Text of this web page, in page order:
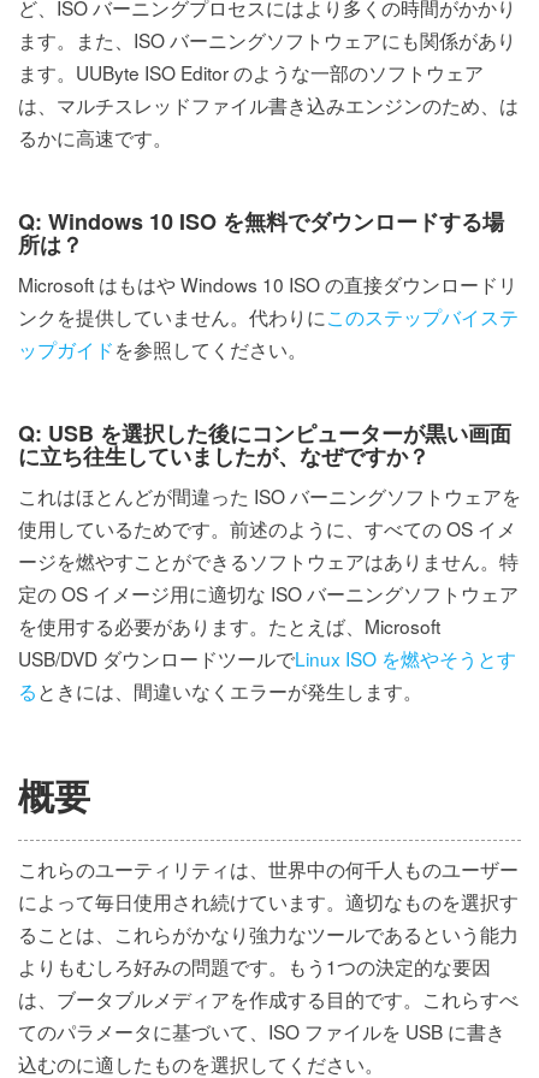
ど、ISO バーニングプロセスにはより多くの時間がかかり
ます。また、ISO バーニングソフトウェアにも関係があり
ます。UUByte ISO Editor のような一部のソフトウェア
は、マルチスレッドファイル書き込みエンジンのため、は
るかに高速です。
Q: Windows 10 ISO を無料でダウンロードする場
所は？
Microsoft はもはや Windows 10 ISO の直接ダウンロードリ
ンクを提供していません。代わりにこのステップバイステ
ップガイドを参照してください。
Q: USB を選択した後にコンピューターが黒い画面
に立ち往生していましたが、なぜですか？
これはほとんどが間違った ISO バーニングソフトウェアを
使用しているためです。前述のように、すべての OS イメ
ージを燃やすことができるソフトウェアはありません。特
定の OS イメージ用に適切な ISO バーニングソフトウェア
を使用する必要があります。たとえば、Microsoft
USB/DVD ダウンロードツールでLinux ISO を燃やそうとす
るときには、間違いなくエラーが発生します。
概要
これらのユーティリティは、世界中の何千人ものユーザー
によって毎日使用され続けています。適切なものを選択す
ることは、これらがかなり強力なツールであるという能力
よりもむしろ好みの問題です。もう1つの決定的な要因
は、ブータブルメディアを作成する目的です。これらすべ
てのパラメータに基づいて、ISO ファイルを USB に書き
込むのに適したものを選択してください。